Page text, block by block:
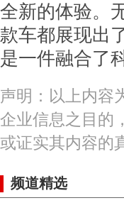
全新的体验。
款车都展现出
是一件融合了
声明：以上内容
企业信息之目的
或证实其内容的
频道精选